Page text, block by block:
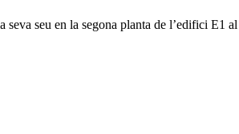
seu en la segona planta de l’edifici E1